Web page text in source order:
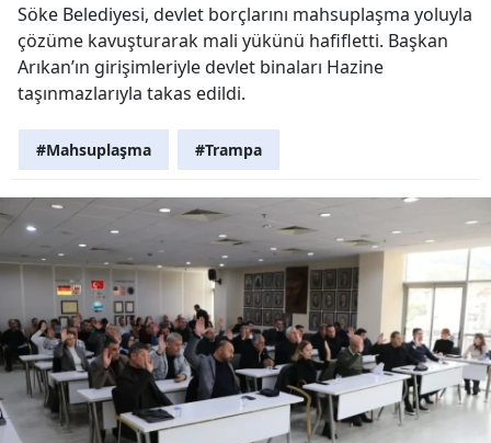
Söke Belediyesi, devlet borçlarını mahsuplaşma yoluyla
çözüme kavuşturarak mali yükünü hafifletti. Başkan
Arıkan’ın girişimleriyle devlet binaları Hazine
taşınmazlarıyla takas edildi.
#Mahsuplaşma #Trampa